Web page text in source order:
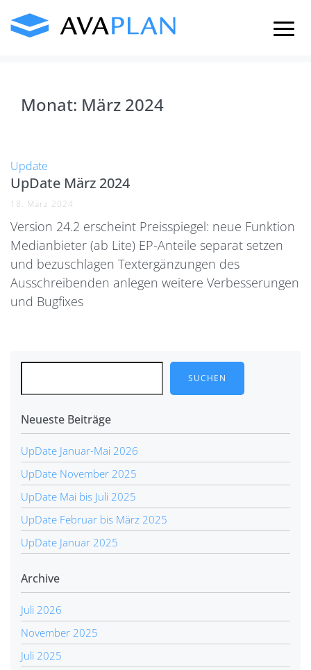
content
Monat: März 2024
Update
UpDate März 2024
18. März 2024
Version 24.2 erscheint Preisspiegel: neue Funktion
Medianbieter (ab Lite) EP-Anteile separat setzen
und bezuschlagen Textergänzungen des
Ausschreibenden anlegen weitere Verbesserungen
und Bugfixes
SUCHEN
Neueste Beiträge
UpDate Januar-Mai 2026
UpDate November 2025
UpDate Mai bis Juli 2025
UpDate Februar bis März 2025
UpDate Januar 2025
Archive
Juli 2026
November 2025
Juli 2025